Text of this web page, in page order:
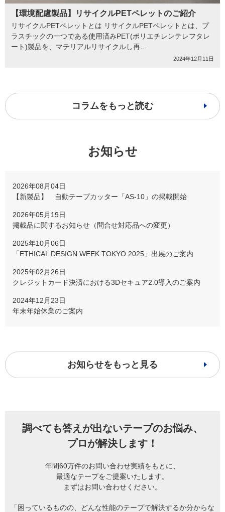
【環境配慮製品】リサイクルPETペレットのご紹介
リサイクルPETペレットとは リサイクルPETペレットとは、プ
ラスチックの一つである使用済みPET(ポリエチレンテレフタレ
ート)製品を、マテリアルリサイクルし再…
2024年12月11日
コラムをもっと読む
お知らせ
2026年08月04日
【新製品】 自動テープカッター「AS-10」の掲載開始
2026年05月19日
掲載品に関するお知らせ（問合せ対応品への変更）
2025年10月06日
「ETHICAL DESIGN WEEK TOKYO 2025」出展のご案内
2025年02月26日
クレジットカード決済における3Dセキュア2.0導入のご案内
2024年12月23日
年末年始休業のご案内
お知らせをもっと見る
調べても答えが出ないテープのお悩み、
プロが解決します！
年間60万件のお問い合わせ実績をもとに、
最適なテープをご提案いたします。
まずはお問い合わせください。
「困っているものの、どんな性能のテープで解決するか分からな